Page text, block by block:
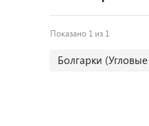
Показано 1 из 1
Болгарки